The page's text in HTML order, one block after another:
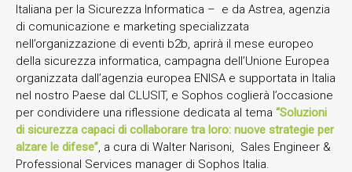
Italiana per la Sicurezza Informatica – e da Astrea, agenzia
di comunicazione e marketing specializzata
nell’organizzazione di eventi b2b, aprirà il mese europeo
della sicurezza informatica, campagna dell’Unione Europea
organizzata dall’agenzia europea ENISA e supportata in Italia
nel nostro Paese dal CLUSIT, e Sophos coglierà l’occasione
per condividere una riflessione dedicata al tema “Soluzioni
di sicurezza capaci di collaborare tra loro: nuove strategie per
alzare le difese”, a cura di Walter Narisoni, Sales Engineer &
Professional Services manager di Sophos Italia.